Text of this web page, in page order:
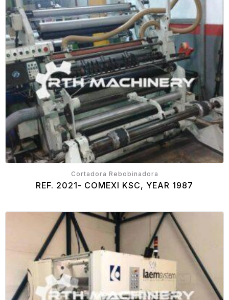
Cortadora Rebobinadora
REF. 2021- COMEXI KSC, YEAR 1987